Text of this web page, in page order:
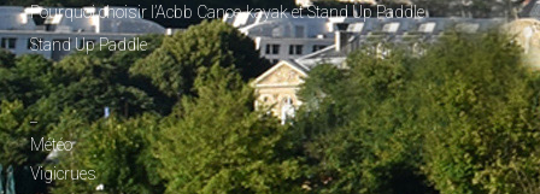
Pourquoi choisir l’Acbb Canoe-kayak et Stand Up Paddle
Stand Up Paddle
_
Météo
Vigicrues